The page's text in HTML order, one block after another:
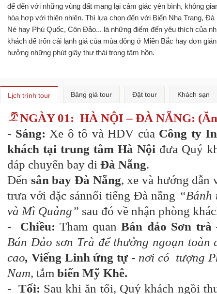
để đến với những vùng đất mang lại cảm giác yên bình, không
hòa hợp với thiên nhiên. Thì lựa chọn đến với Biển Nha Trang, Đà
Né hay Phú Quốc, Côn Đảo... là những điểm đến yêu thích của
khách để trốn cái lạnh giá của mùa đông ở Miền Bắc hay đơn
hưởng những phút giây thư thái trong tâm hồn.
Lịch trình tour Bảng giá tour Đặt tour Khách sạn
NGÀY 01: HÀ NỘI – ĐÀ NẴNG:
- Sáng: Xe ô tô và HDV của Công ty
khách tại trung tâm Hà Nội đưa Quý
đáp chuyến bay đi Đà Nẵng.
Đến sân bay Đà Nẵng, xe và hướng dẫn
trưa với đặc sảnnổi tiếng Đà nẵng “Bánh
và Mì Quảng” sau đó về nhận phòng
- Chiều:Tham quan Bán đảo Sơn trà
Bán Đảo sơn Trà để thưởng ngoạn toàn
cao, Viếng Linh ứng tự - nơi có tượng
Nam, tắm biển Mỹ Khê.
- Tối: Sau khi ăn tối, Quý khách ngồi